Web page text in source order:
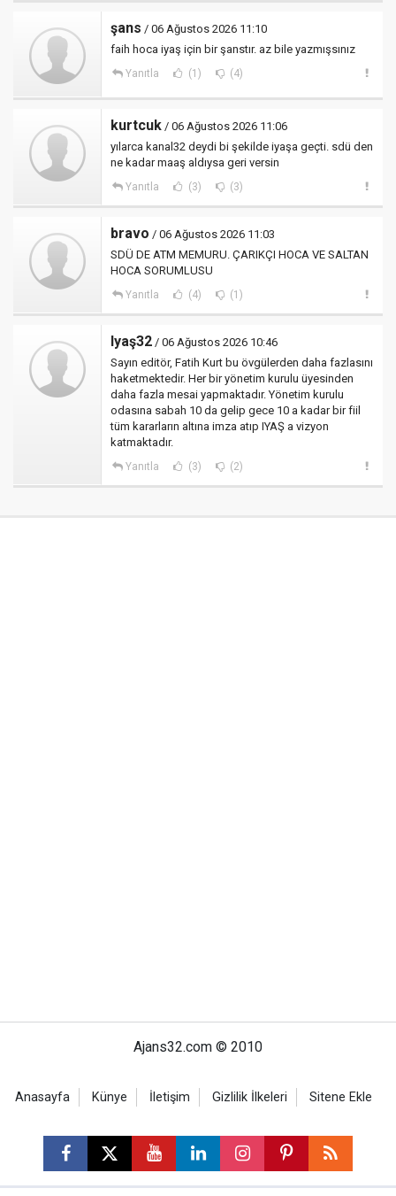
şans / 06 Ağustos 2026 11:10
faih hoca iyaş için bir şanstır. az bile yazmışsınız
Yanıtla (1) (4)
kurtcuk / 06 Ağustos 2026 11:06
yılarca kanal32 deydi bi şekilde iyaşa geçti. sdü den
ne kadar maaş aldıysa geri versin
Yanıtla (3) (3)
bravo / 06 Ağustos 2026 11:03
SDÜ DE ATM MEMURU. ÇARIKÇI HOCA VE SALTAN
HOCA SORUMLUSU
Yanıtla (4) (1)
Iyaş32 / 06 Ağustos 2026 10:46
Sayın editör, Fatih Kurt bu övgülerden daha fazlasını
haketmektedir. Her bir yönetim kurulu üyesinden
daha fazla mesai yapmaktadır. Yönetim kurulu
odasına sabah 10 da gelip gece 10 a kadar bir fiil
tüm kararların altına imza atıp IYAŞ a vizyon
katmaktadır.
Yanıtla (3) (2)
Ajans32.com © 2010
Anasayfa Künye İletişim Gizlilik İlkeleri Sitene Ekle